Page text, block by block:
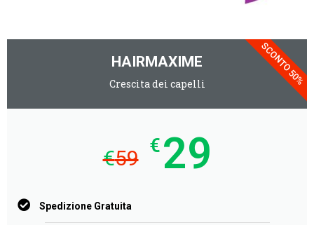
HAIRMAXIME
Crescita dei capelli
€59 €29
Spedizione Gratuita
SCONTO 50%